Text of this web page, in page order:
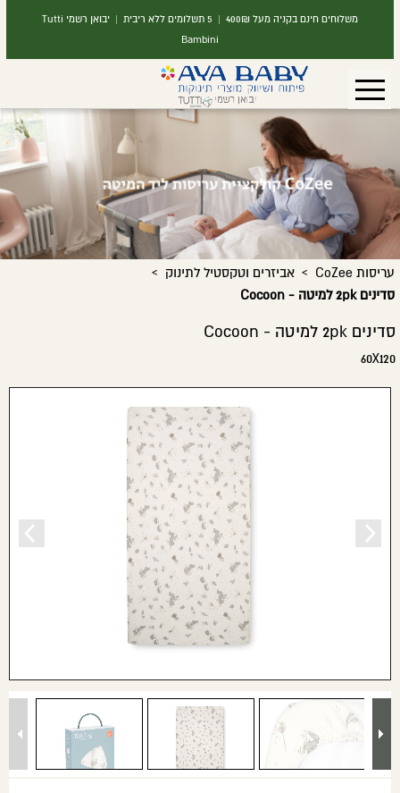
משלוחים חינם בקניה מעל 400₪ | 5 תשלומים ללא ריבית | יבואן רשמי Tutti
Bambini
עריסות CoZee › אביזרים וטקסטיל לתינוק ›
סדינים 2pk למיטה - Cocoon
סדינים 2pk למיטה - Cocoon
60X120